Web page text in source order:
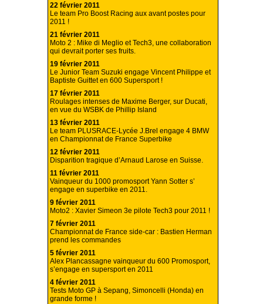
22 février 2011
Le team Pro Boost Racing aux avant postes pour
2011 !
21 février 2011
Moto 2 : Mike di Meglio et Tech3, une collaboration
qui devrait porter ses fruits.
19 février 2011
Le Junior Team Suzuki engage Vincent Philippe et
Baptiste Guittet en 600 Supersport !
17 février 2011
Roulages intenses de Maxime Berger, sur Ducati,
en vue du WSBK de Phillip Island
13 février 2011
Le team PLUSRACE-Lycée J.Brel engage 4 BMW
en Championnat de France Superbike
12 février 2011
Disparition tragique d’Arnaud Larose en Suisse.
11 février 2011
Vainqueur du 1000 promosport Yann Sotter s’
engage en superbike en 2011.
9 février 2011
Moto2 : Xavier Simeon 3e pilote Tech3 pour 2011 !
7 février 2011
Championnat de France side-car : Bastien Herman
prend les commandes
5 février 2011
Alex Plancassagne vainqueur du 600 Promosport,
s’engage en supersport en 2011
4 février 2011
Tests Moto GP à Sepang, Simoncelli (Honda) en
grande forme !